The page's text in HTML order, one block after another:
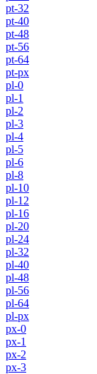
pt-32
pt-40
pt-48
pt-56
pt-64
pt-px
pl-0
pl-1
pl-2
pl-3
pl-4
pl-5
pl-6
pl-8
pl-10
pl-12
pl-16
pl-20
pl-24
pl-32
pl-40
pl-48
pl-56
pl-64
pl-px
px-0
px-1
px-2
px-3